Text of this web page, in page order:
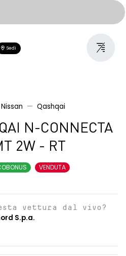
Sedi
Nissan Qashqai
N-CONNECTA
2W - RT
VENDUTA
vettura dal vivo?
S.p.a.